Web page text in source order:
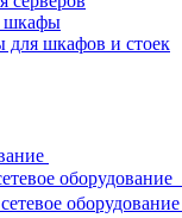
шкафы
для шкафов и стоек
оборудование
оборудование